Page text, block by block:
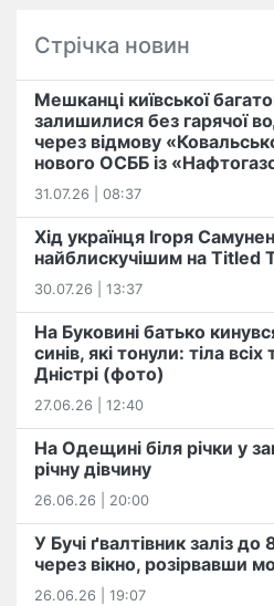
Стрічка новин
Мешканці київської
залишилися без гарячої
через відмову
нового ОСББ із
31.07.26 | 08:37
Хід українця Ігоря
найблискучішим на Titled
30.07.26 | 13:37
На Буковині батько
синів, які тонули: тіла
Дністрі (фото)
27.06.26 | 12:40
На Одещині біля річки у
річну дівчину
26.06.26 | 20:00
У Бучі ґвалтівник заліз до
через вікно, розірвавши
26.06.26 | 19:07